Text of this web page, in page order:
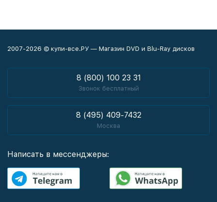
2007-2026 © купи-все.РУ — Магазин DVD и Blu-Ray дисков
8 (800) 100 23 31
Звонок бесплатный
8 (495) 409-7432
Москва
Написать в мессенджеры: